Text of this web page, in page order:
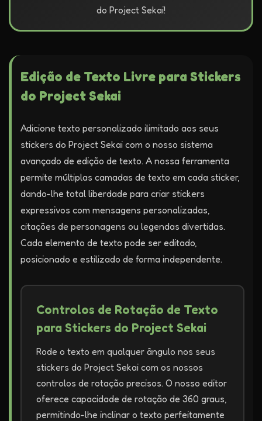
do Project Sekai!
Edição de Texto Livre para Stickers
do Project Sekai
Adicione texto personalizado ilimitado aos seus
stickers do Project Sekai com o nosso sistema
avançado de edição de texto. A nossa ferramenta
permite múltiplas camadas de texto em cada sticker,
dando-lhe total liberdade para criar stickers
expressivos com mensagens personalizadas,
citações de personagens ou legendas divertidas.
Cada elemento de texto pode ser editado,
posicionado e estilizado de forma independente.
Controlos de Rotação de Texto
para Stickers do Project Sekai
Rode o texto em qualquer ângulo nos seus
stickers do Project Sekai com os nossos
controlos de rotação precisos. O nosso editor
oferece capacidade de rotação de 360 graus,
permitindo-lhe inclinar o texto perfeitamente